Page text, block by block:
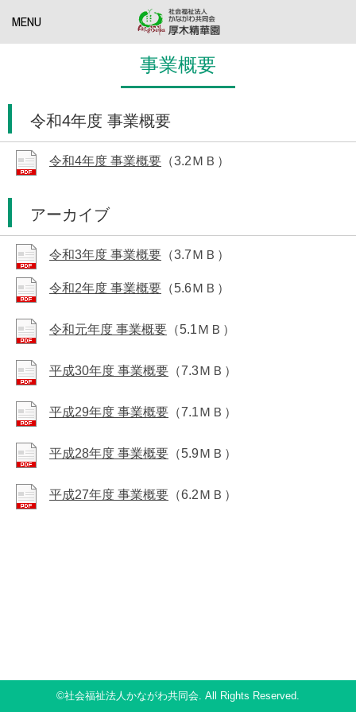
MENU
事業概要
令和4年度 事業概要
令和4年度 事業概要 （3.2ＭＢ）
アーカイブ
令和3年度 事業概要 （3.7ＭＢ）
令和2年度 事業概要 （5.6ＭＢ）
令和元年度 事業概要 （5.1ＭＢ）
平成30年度 事業概要 （7.3ＭＢ）
平成29年度 事業概要 （7.1ＭＢ）
平成28年度 事業概要 （5.9ＭＢ）
平成27年度 事業概要 （6.2ＭＢ）
©社会福祉法人かながわ共同会. All Rights Reserved.